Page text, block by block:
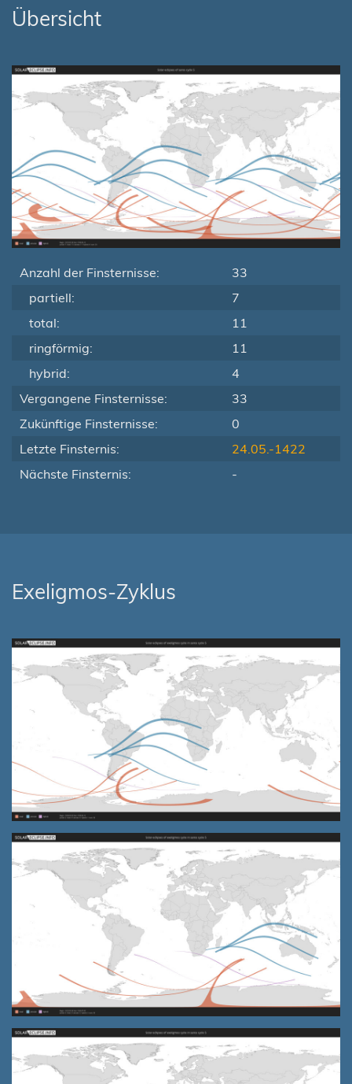
Übersicht
Anzahl der Finsternisse:
33
partiell:
7
total:
11
ringförmig:
11
hybrid:
4
Vergangene Finsternisse:
33
Zukünftige Finsternisse:
0
Letzte Finsternis:
24.05.-1422
Nächste Finsternis:
-
Exeligmos-Zyklus